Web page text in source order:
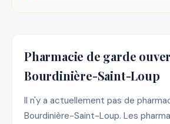
Pharmacie de garde
Bourdinière-Saint-Loup
Il n'y a actuellement pas de
Bourdinière-Saint-Loup. Les